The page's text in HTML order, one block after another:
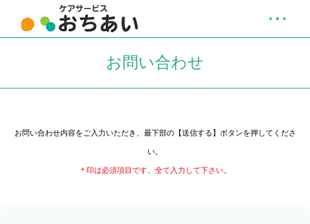
お問い合わせ
お問い合わせ内容をご入力いただき、最下部の【送信する】ボタンを押してくださ
い。
＊印は必須項目です。全て入力して下さい。